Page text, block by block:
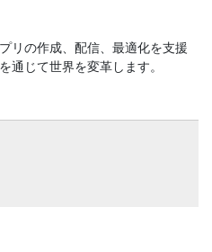
リの作成、配信、最適化を支援
通じて世界を変革します。